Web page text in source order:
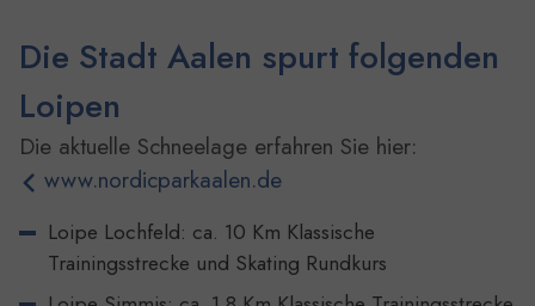
Die Stadt Aalen spurt folgenden
Loipen
Die aktuelle Schneelage erfahren Sie hier:
www.nordicparkaalen.de
Loipe Lochfeld: ca. 10 Km Klassische
Trainingsstrecke und Skating Rundkurs